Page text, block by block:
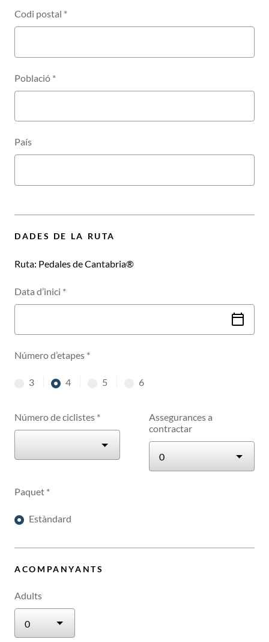
Codi postal *
Població *
País
DADES DE LA RUTA
Ruta: Pedales de Cantabria®
Data d’inici *
Número d’etapes *
3
etapas
4 5 6
Número de ciclistes *
Assegurances a
contractar
Paquet *
Estàndard
ACOMPANYANTS
Adults